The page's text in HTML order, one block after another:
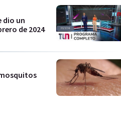
dio un
de 2024